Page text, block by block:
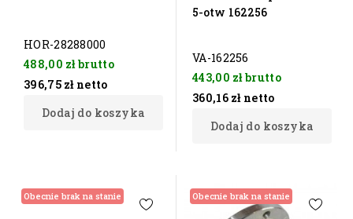
HOR-28288000
488,00 złbrutto
396,75 zł netto
Dodaj do koszyka
5-otw 162256
VA-162256
443,00 złbrutto
360,16 zł netto
Dodaj do koszyka
Obecnie brak na stanie Obecnie brak na stanie